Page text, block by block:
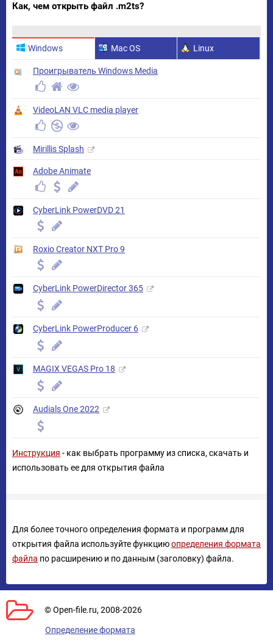
Как, чем открыть файл .m2ts?
Windows Mac OS Linux
Проигрыватель Windows Media
VideoLAN VLC media player
Mirillis Splash
Adobe Animate
CyberLink PowerDVD 21
Roxio Creator NXT Pro 9
CyberLink PowerDirector 365
CyberLink PowerProducer 6
MAGIX VEGAS Pro 18
Audials One 2022
Инструкция - как выбрать программу из списка, скачать и
использовать ее для открытия файла
Для более точного определения формата и программ для
открытия файла используйте функциюопределения формата
файла по расширению и по данным (заголовку) файла.
© Open-file.ru, 2008-2026
Определение формата